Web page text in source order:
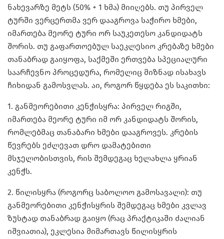
ნახევარზე მეტს (50% + 1 ხმა) მიიღებს. თუ პირველ
ტურში ვერცერთმა ვერ დააგროვა საჭირო ხმები,
იმართება მეორე ტური ორ საუკეთესო კანდიდატს
შორის. თუ გაფართოებულ საეკლესიო კრებაზე ხმები
თანაბრად გაიყოფა, საქმეში ერთვება სპეციალური
საარჩევნო პროცედურა, რომელიც მიზნად ისახავს
ჩიხიდან გამოსვლას. აი, როგორ წყდება ეს საკითხი:
1. განმეორებითი კენჭისყრა: პირველ რიგში,
იმართება მეორე ტური იმ ორ კანდიდატს შორის,
რომლებმაც თანაბარი ხმები დააგროვეს. კრების
წევრებს ეძლევათ დრო დამატებითი
მსჯელობისთვის, რის შემდეგაც ხელახლა ყრიან
კენჭს.
2. წილისყრა (როგორც საბოლოო გამოსავალი): თუ
განმეორებითი კენჭისყრის შემდეგაც ხმები კვლავ
ზუსტად თანაბრად გაიყო (რაც პრაქტიკაში ძალიან
იშვიათია), ეკლესია მიმართავს წილისყრის